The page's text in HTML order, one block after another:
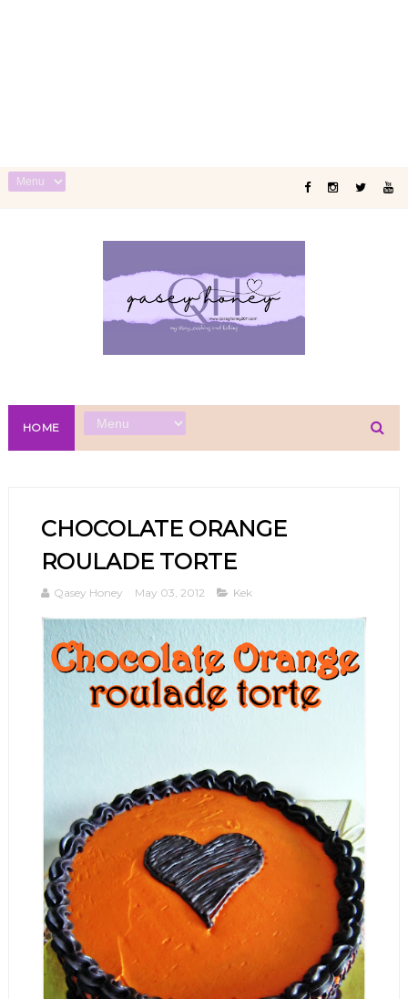
HOME
CHOCOLATE ORANGE
ROULADE TORTE
Qasey Honey May 03, 2012 Kek